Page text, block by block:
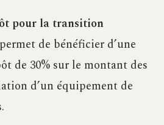
pour la transition
de bénéficier d’une
de 30% sur le montant des
d’un équipement de